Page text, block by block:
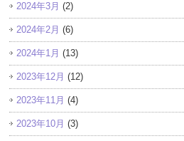
2024年3月 (2)
2024年2月 (6)
2024年1月 (13)
2023年12月 (12)
2023年11月 (4)
2023年10月 (3)